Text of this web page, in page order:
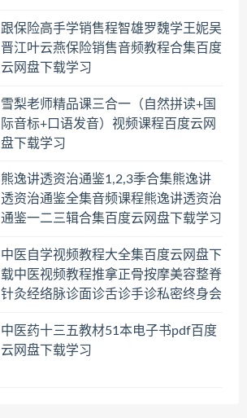
跟保险高手学销售程智雄罗魏学王妮吴
晋江叶云燕保险销售音频教程合集百度
云网盘下载学习
雪梨老师精品课三合一（自然拼读+国
际音标+口语发音）视频课程百度云网
盘下载学习
熊逸讲透资治通鉴1,2,3季合集熊逸讲
透资治通鉴全集音频课程熊逸讲透资治
通鉴一二三辑合集百度云网盘下载学习
中医自学视频教程大全集百度云网盘下
载中医视频教程推拿正骨按摩美容整脊
针灸经络脉诊面诊舌诊手诊私密终身会
中医药十三五教材51本电子书pdf百度
云网盘下载学习